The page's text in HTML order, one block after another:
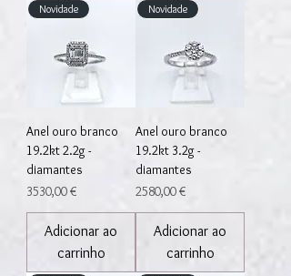
Novidade
Anel ouro branco
19.2kt 2.2g -
diamantes
Preço
3530,00 €
Adicionar ao
carrinho
Novidade
Anel ouro branco
19.2kt 3.2g -
diamantes
Preço
2580,00 €
Adicionar ao
carrinho